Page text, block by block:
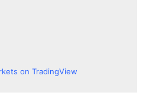
on TradingView